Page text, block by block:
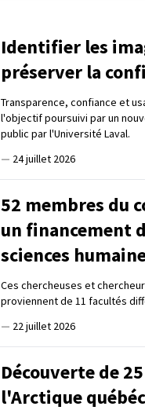
Identifier les
préserver la
Transparence, confiance et
l'objectif poursuivi par un
public par l'Université Laval.
— 24 juillet 2026
52 membres du
un financement
sciences
Ces chercheuses et
proviennent de 11 facultés
— 22 juillet 2026
Découverte de
l'Arctique